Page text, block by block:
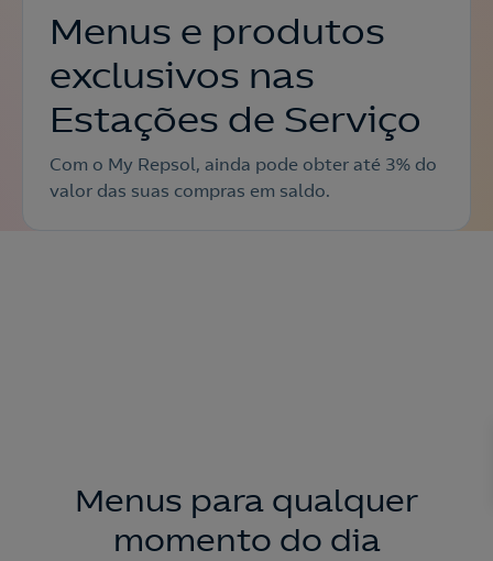
Menus e produtos
exclusivos nas
Estações de Serviço
Com o My Repsol, ainda pode obter até 3% do
valor das suas compras em saldo.
Menus para qualquer
momento do dia